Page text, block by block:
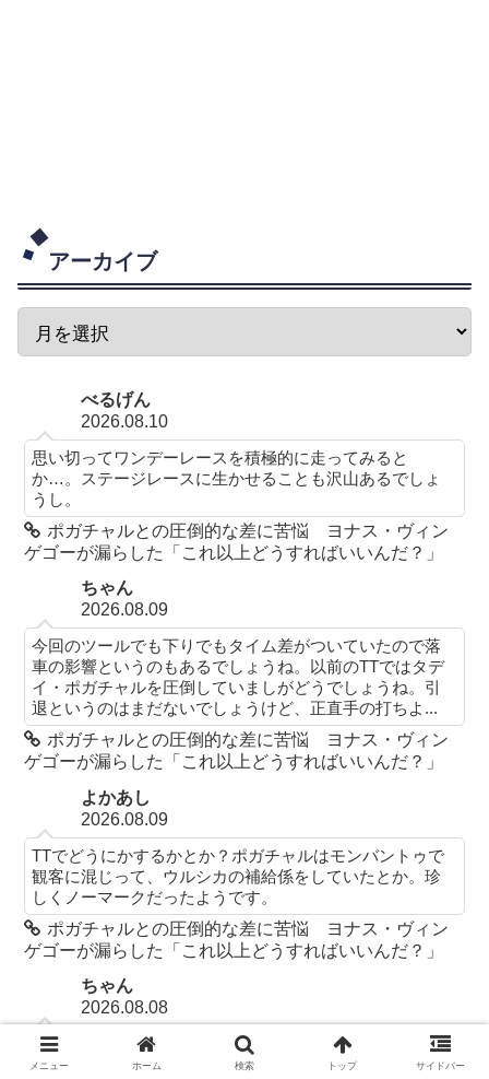
アーカイブ
べるげん
2026.08.10
思い切ってワンデーレースを積極的に走ってみると
か…。ステージレースに生かせることも沢山あるでしょ
うし。
ポガチャルとの圧倒的な差に苦悩 ヨナス・ヴィン
ゲゴーが漏らした「これ以上どうすればいいんだ？」
ちゃん
2026.08.09
今回のツールでも下りでもタイム差がついていたので落
車の影響というのもあるでしょうね。以前のTTではタデ
イ・ポガチャルを圧倒していましがどうでしょうね。引
退というのはまだないでしょうけど、正直手の打ちよ...
ポガチャルとの圧倒的な差に苦悩 ヨナス・ヴィン
ゲゴーが漏らした「これ以上どうすればいいんだ？」
よかあし
2026.08.09
TTでどうにかするかとか？ポガチャルはモンバントゥで
観客に混じって、ウルシカの補給係をしていたとか。珍
しくノーマークだったようです。
ポガチャルとの圧倒的な差に苦悩 ヨナス・ヴィン
ゲゴーが漏らした「これ以上どうすればいいんだ？」
ちゃん
2026.08.08
その通りの分析ですね。宝の持ち腐れになるのは間違い
ない。それよりも、現在の態勢を維持していくほうがい
メニュー ホーム 検索 トップ サイドバー